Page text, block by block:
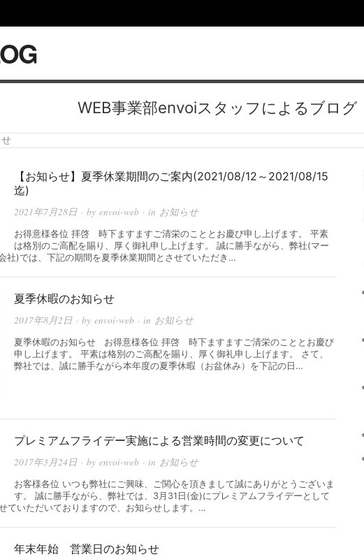
WEB事業部envoiスタッフによるブログ
【お知らせ】夏季休業期間のご案内(2021/08/12～2021/08/15
迄)
2021年7月28日 · by envoi-web · in お知らせ
お得意様各位 拝啓 時下ますますご清栄のこととお慶び申し上げます。 平素
は格別のご高配を賜り、厚く御礼申し上げます。 誠に勝手ながら、弊社(マー
社)では、下記の期間を夏季休業期間とさせていただき…
夏季休暇のお知らせ
2017年8月2日 · by envoi-web · in お知らせ
夏季休暇のお知らせ お得意様各位 拝啓 時下ますますご清栄のこととお慶び
申し上げます。 平素は格別のご高配を賜り、厚く御礼申し上げます。 さて、
弊社では、誠に勝手ながら本年度の夏季休暇（お盆休み）を下記の日…
プレミアムフライデー実施による営業時間の変更について
2017年3月24日 · by envoi-web · in お知らせ
お客様各位 いつも弊社にご興味、ご関心を頂きまして誠にありがとうございま
す。 誠に勝手ながら、弊社では、3月31日(金)にプレミアムフライデーとして
ていただいておりますので、お知らせします。…
年末年始 営業日のお知らせ